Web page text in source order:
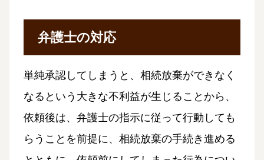
弁護士の対応
単純承認してしまうと、相続放棄ができなく
なるという大きな不利益が生じることから、
依頼後は、弁護士の指示に従って行動しても
らうことを前提に、相続放棄の手続き進める